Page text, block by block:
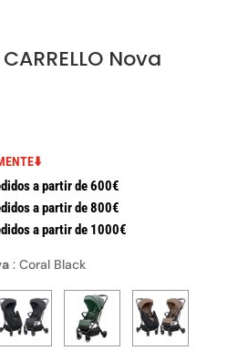
Nova
a partir de 600€
a partir de 800€
a partir de 1000€
: Coral Black